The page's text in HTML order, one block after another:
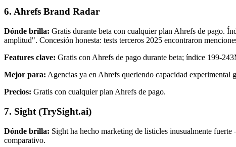
6. Ahrefs Brand Radar
Dónde brilla: Gratis durante beta con cualquier plan Ahrefs de pago.
amplitud". Concesión honesta: tests terceros 2025 encontraron
Features clave: Gratis con Ahrefs de pago durante beta; índice 199-
Mejor para: Agencias ya en Ahrefs queriendo capacidad experimental
Precios: Gratis con cualquier plan Ahrefs de pago.
7. Sight (TrySight.ai)
Dónde brilla: Sight ha hecho marketing de listicles inusualmente
comparativo.